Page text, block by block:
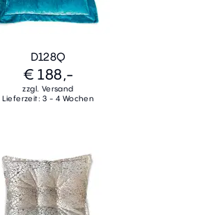
D128Q
€ 188,-
zzgl. Versand
Lieferzeit: 3 - 4 Wochen